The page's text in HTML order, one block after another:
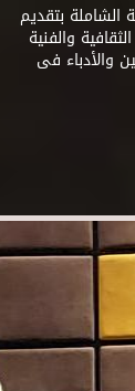
بتقديم
والفنية
والأدباء فى